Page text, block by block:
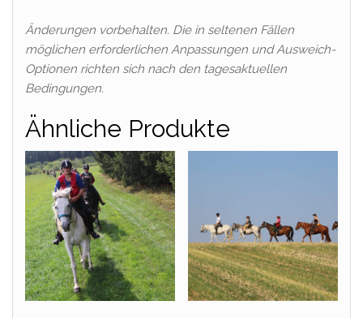
Änderungen vorbehalten. Die in seltenen Fällen
möglichen erforderlichen Anpassungen und Ausweich-
Optionen richten sich nach den tagesaktuellen
Bedingungen.
Ähnliche Produkte